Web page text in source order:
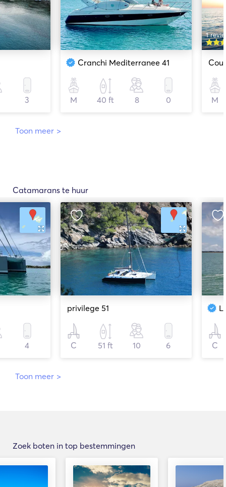
3
Cranchi Mediterranee 41
M 40 ft 8 0
1
M
Toon meer >
Catamarans te huur
4
privilege 51
C 51 ft 10 6 C
Toon meer >
Zoek boten in top bestemmingen